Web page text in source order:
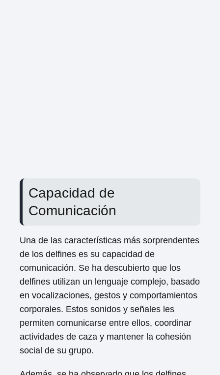
Capacidad de
Comunicación
Una de las características más sorprendentes
de los delfines es su capacidad de
comunicación. Se ha descubierto que los
delfines utilizan un lenguaje complejo, basado
en vocalizaciones, gestos y comportamientos
corporales. Estos sonidos y señales les
permiten comunicarse entre ellos, coordinar
actividades de caza y mantener la cohesión
social de su grupo.